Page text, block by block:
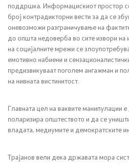
поддршка. Информацискиот простор
број контрадикторни вести за да се
оневозможи разграничување на
до општа недоверба во сите извори
на социјалните мрежи се
емотивно набиени и
предизвикуваат поголем ангажман и
на нивната вистинитост.
Главната цел на ваквите манипулации
поларизира општеството и да се
владата, медиумите и демократските
Трајанов вели дека државата мора